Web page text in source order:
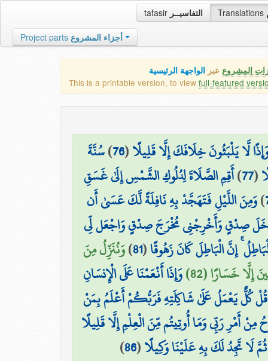
tafasir التفاسيــر Translations
Project parts أجزاء المشروع
المشروع عبر الواجهة الرئيسية
This is a printable version, to view full-featured
لَّا يَلْبَثُونَ خِلَافَكَ إِلَّا قَلِيلًا(
76
)سُنَّةَ
(
77
)أَقِمِ الصَّلَاةَ لِدُلُوكِ الشَّمْسِ إِلَىٰ غَسَقِ
)وَمِنَ اللَّيْلِ فَتَهَجَّدْ بِهِ نَافِلَةً لَّكَ عَسَىٰ أَن
صِدْقٍ وَأَخْرِجْنِي مُخْرَجَ صِدْقٍ وَاجْعَل لِّي
إِنَّ الْبَاطِلَ كَانَ زَهُوقًا(
81
)وَنُنَزِّلُ مِنَ
خَسَارًا (82)
وَإِذَا أَنْعَمْنَا عَلَى الْإِنسَانِ
قُلْ كُلٌّ يَعْمَلُ عَلَىٰ شَاكِلَتِهِ فَرَبُّكُمْ أَعْلَمُ بِمَنْ
أَمْرِ رَبِّي وَمَا أُوتِيتُم مِّنَ الْعِلْمِ إِلَّا قَلِيلًا
لَا تَجِدُ لَكَ بِهِ عَلَيْنَا وَكِيلًا(
86
)